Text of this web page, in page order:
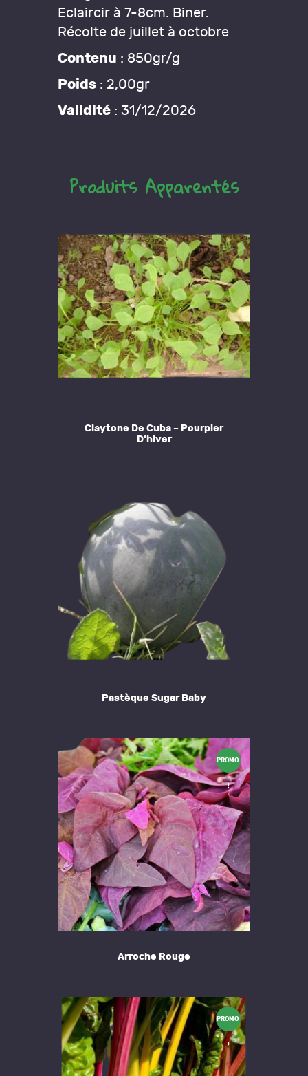
Eclaircir à 7-8cm. Biner.
Récolte de juillet à octobre
Contenu : 850gr/g
Poids: 2,00gr
Validité: 31/12/2026
Produits Apparentés
Claytone De Cuba – Pourpier
D’hiver
Pastèque Sugar Baby
PROMO
!
Arroche Rouge
PROMO
!